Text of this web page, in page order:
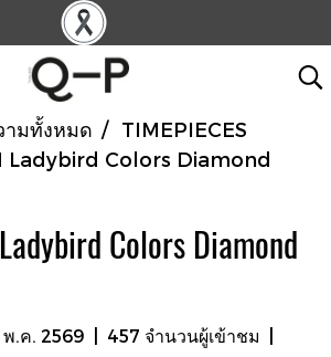
ามทั้งหมด
TIMEPIECES
Ladybird Colors Diamond
Colors Diamond
.ค. 2569 457 จำนวนผู้เข้าชม